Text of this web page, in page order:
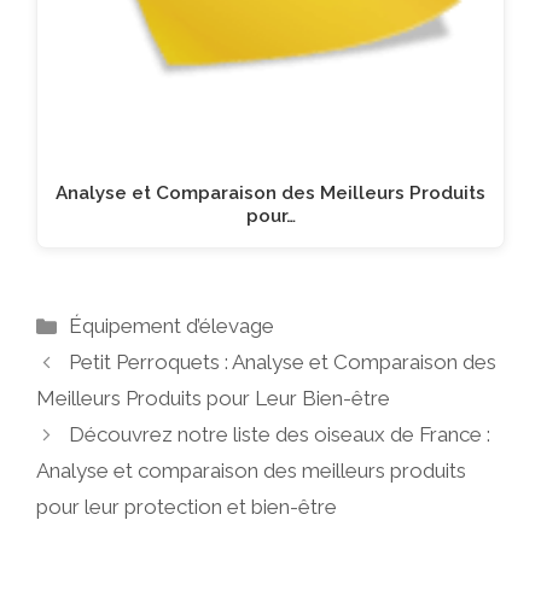
Analyse et Comparaison des Meilleurs Produits
pour…
Catégories
Équipement d’élevage
Petit Perroquets : Analyse et Comparaison des
Meilleurs Produits pour Leur Bien-être
Découvrez notre liste des oiseaux de France :
Analyse et comparaison des meilleurs produits
pour leur protection et bien-être